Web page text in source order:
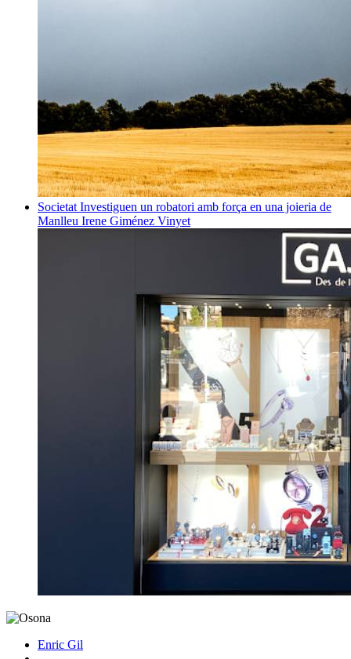
Societat Investiguen un robatori amb força en una joieria de
Manlleu Irene Giménez Vinyet
Enric Gil